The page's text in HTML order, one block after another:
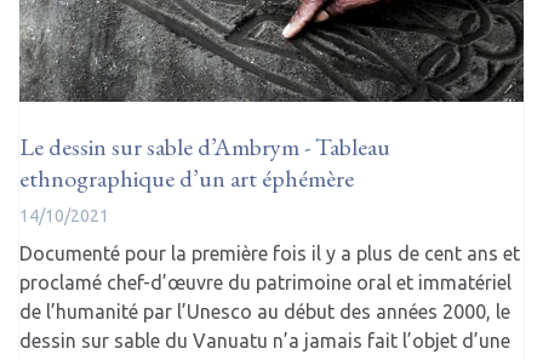
Le dessin sur sable d’Ambrym - Tableau
ethnographique d’un art éphémère
14/10/2021
Documenté pour la première fois il y a plus de cent ans et
proclamé chef-d’œuvre du patrimoine oral et immatériel
de l’humanité par l’Unesco au début des années 2000, le
dessin sur sable du Vanuatu n’a jamais fait l’objet d’une